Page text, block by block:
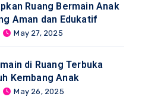
Ruang Bermain Anak
Aman dan Edukatif
May 27, 2025
di Ruang Terbuka
Kembang Anak
May 26, 2025